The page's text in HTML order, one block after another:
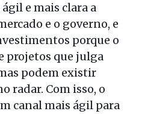
e mais clara a
e o governo, e
porque o
projetos que julga
podem existir
radar. Com isso, o
canal mais ágil para